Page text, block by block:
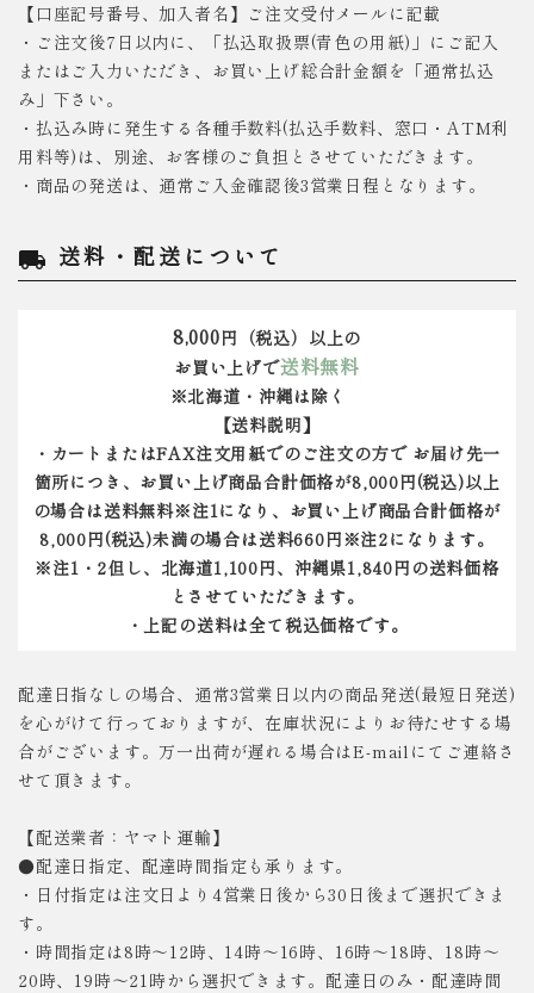
【口座記号番号、加入者名】ご注文受付メールに記載
・ご注文後7日以内に、「払込取扱票(青色の用紙)」にご記入
またはご入力いただき、お買い上げ総合計金額を「通常払込
み」下さい。
・払込み時に発生する各種手数料(払込手数料、窓口・ATM利
用料等)は、別途、お客様のご負担とさせていただきます。
・商品の発送は、通常ご入金確認後3営業日程となります。
local_shipping 送料・配送について
8,000円（税込）以上の
お買い上げで送料無料
※北海道・沖縄は除く
【送料説明】
・カートまたはFAX注文用紙でのご注文の方で お届け先一
箇所につき、お買い上げ商品合計価格が8,000円(税込)以上
の場合は送料無料※注1になり、お買い上げ商品合計価格が
8,000円(税込)未満の場合は送料660円※注2になります。
※注1・2但し、北海道1,100円、沖縄県1,840円の送料価格
とさせていただきます。
・上記の送料は全て税込価格です。
配達日指なしの場合、通常3営業日以内の商品発送(最短日発送)
を心がけて行っておりますが、在庫状況によりお待たせする場
合がございます。万一出荷が遅れる場合はE-mailにてご連絡さ
せて頂きます。
【配送業者：ヤマト運輸】
●配達日指定、配達時間指定も承ります。
・日付指定は注文日より4営業日後から30日後まで選択できま
す。
・時間指定は8時～12時、14時～16時、16時～18時、18時～
20時、19時～21時から選択できます。配達日のみ・配達時間